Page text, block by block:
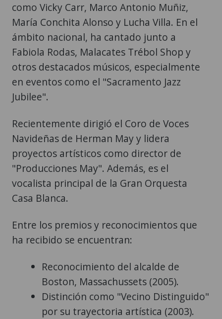
como Vicky Carr, Marco Antonio Muñiz,
María Conchita Alonso y Lucha Villa. En el
ámbito nacional, ha cantado junto a
Fabiola Rodas, Malacates Trébol Shop y
otros destacados músicos, especialmente
en eventos como el "Sacramento Jazz
Jubilee".
Recientemente dirigió el Coro de Voces
Navideñas de Herman May y lidera
proyectos artísticos como director de
"Producciones May". Además, es el
vocalista principal de la Gran Orquesta
Casa Blanca.
Entre los premios y reconocimientos que
ha recibido se encuentran:
Reconocimiento del alcalde de
Boston, Massachussets (2005).
Distinción como "Vecino Distinguido"
por su trayectoria artística (2003).